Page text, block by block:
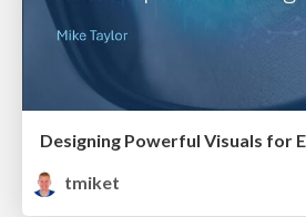
Designing Powerful Visuals for
tmiket